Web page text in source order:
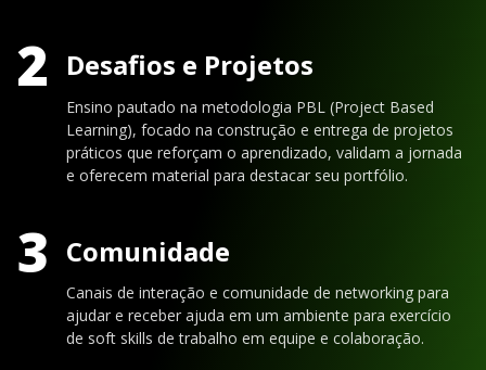
2 Desafios e Projetos
Ensino pautado na metodologia PBL (Project Based
Learning), focado na construção e entrega de projetos
práticos que reforçam o aprendizado, validam a jornada
e oferecem material para destacar seu portfólio.
3 Comunidade
Canais de interação e comunidade de networking para
ajudar e receber ajuda em um ambiente para exercício
de soft skills de trabalho em equipe e colaboração.